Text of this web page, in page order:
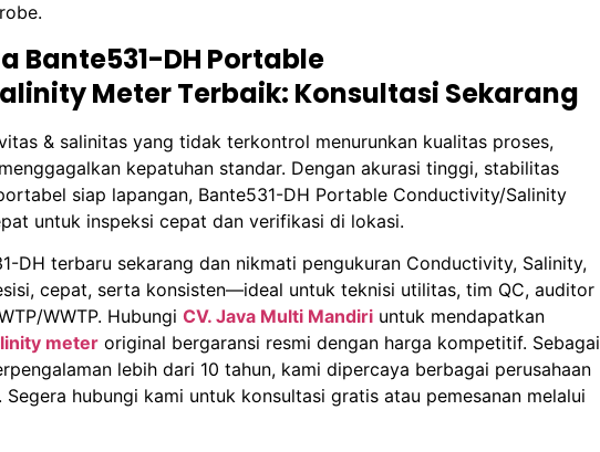
Bante531-DH Portable
Meter Terbaik: Konsultasi Sekarang
& salinitas yang tidak terkontrol menurunkan kualitas proses,
kepatuhan standar. Dengan akurasi tinggi, stabilitas
siap lapangan, Bante531-DH Portable Conductivity/Salinity
untuk inspeksi cepat dan verifikasi di lokasi.
DH terbaru sekarang dan nikmati pengukuran Conductivity, Salinity,
cepat, serta konsisten—ideal untuk teknisi utilitas, tim QC, auditor
WWTP. Hubungi CV. Java Multi Mandiri untuk mendapatkan
meter original bergaransi resmi dengan harga kompetitif. Sebagai
lebih dari 10 tahun, kami dipercaya berbagai perusahaan
hubungi kami untuk konsultasi gratis atau pemesanan melalui